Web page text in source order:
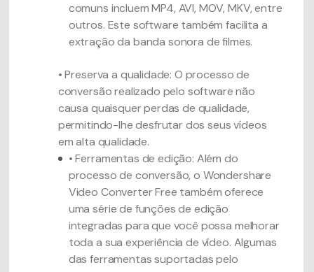
comuns incluem MP4, AVI, MOV, MKV, entre
outros. Este software também facilita a
extração da banda sonora de filmes.
• Preserva a qualidade: O processo de
conversão realizado pelo software não
causa quaisquer perdas de qualidade,
permitindo-lhe desfrutar dos seus vídeos
em alta qualidade.
• Ferramentas de edição: Além do
processo de conversão, o Wondershare
Video Converter Free também oferece
uma série de funções de edição
integradas para que você possa melhorar
toda a sua experiência de vídeo. Algumas
das ferramentas suportadas pelo